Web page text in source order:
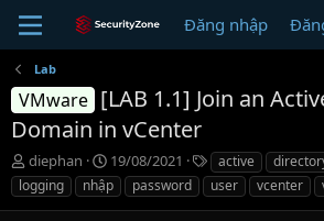
Đăng nhập
Lab
VMware [LAB 1.1] Join an
Domain in vCenter
T
h
r
diephan
N
g
à
19/08/2021
T
ừ
k
active
logging
nhập password user vcenter